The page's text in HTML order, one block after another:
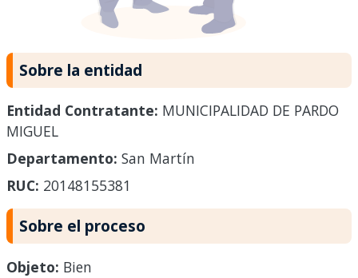
Sobre la entidad
Entidad Contratante: MUNICIPALIDAD DE PARDO
MIGUEL
Departamento: San Martín
RUC: 20148155381
Sobre el proceso
Objeto: Bien